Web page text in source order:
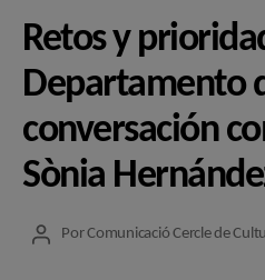
Retos y
Departamento
conversación
Sònia
Autor
PorComunicació Cercle de